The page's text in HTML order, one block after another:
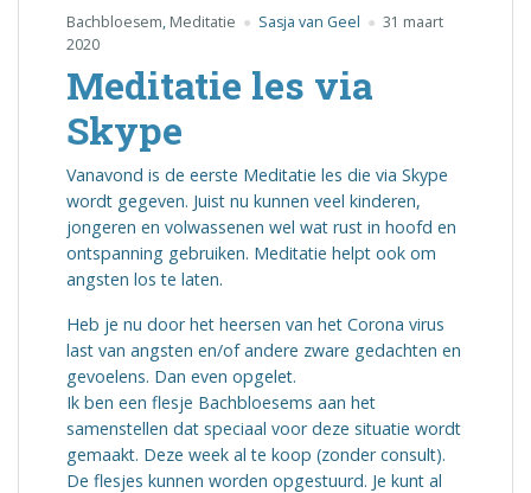
Bachbloesem, Meditatie Sasja van Geel
31 maart
2020
Meditatie les via
Skype
Vanavond is de eerste Meditatie les die via Skype
wordt gegeven. Juist nu kunnen veel kinderen,
jongeren en volwassenen wel wat rust in hoofd en
ontspanning gebruiken. Meditatie helpt ook om
angsten los te laten.
Heb je nu door het heersen van het Corona virus
last van angsten en/of andere zware gedachten en
gevoelens. Dan even opgelet.
Ik ben een flesje Bachbloesems aan het
samenstellen dat speciaal voor deze situatie wordt
gemaakt. Deze week al te koop (zonder consult).
De flesjes kunnen worden opgestuurd. Je kunt al